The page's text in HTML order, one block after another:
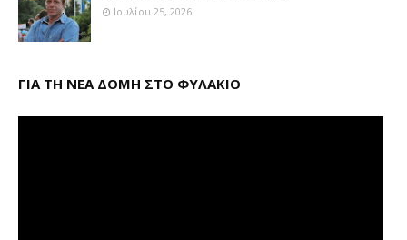
Ιουλίου 25, 2026
ΓΙΑ ΤΗ ΝΕΑ ΔΟΜΗ ΣΤΟ ΦΥΛΑΚΙΟ